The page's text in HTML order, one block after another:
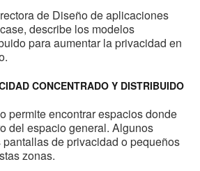
de Diseño de aplicaciones
describe los modelos
para aumentar la privacidad en
CONCENTRADO Y DISTRIBUIDO
permite encontrar espacios donde
del espacio general. Algunos
de privacidad o pequeños
zonas.